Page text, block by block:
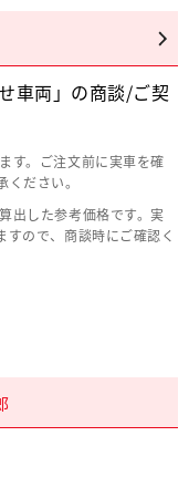
車両」の商談/ご契
す。ご注文前に実車を確
ださい。
出した参考価格です。実
ので、商談時にご確認く